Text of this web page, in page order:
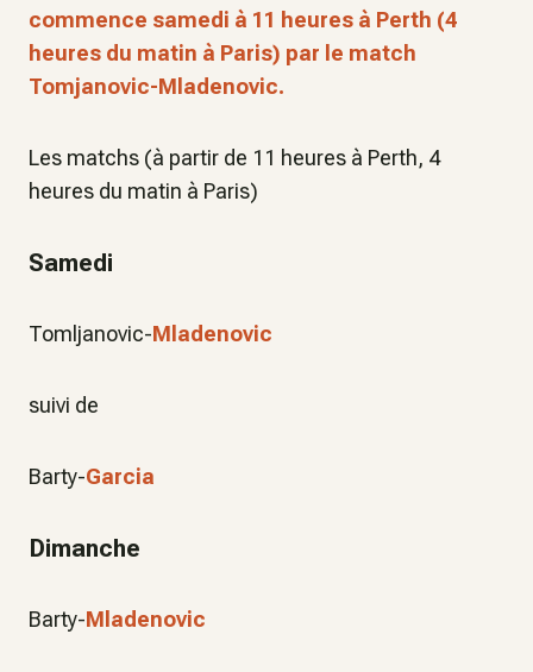
commence samedi à 11 heures à Perth (4
heures du matin à Paris) par le match
Tomjanovic-Mladenovic.
Les matchs (à partir de 11 heures à Perth, 4
heures du matin à Paris)
Samedi
Tomljanovic-Mladenovic
suivi de
Barty-Garcia
Dimanche
Barty-Mladenovic